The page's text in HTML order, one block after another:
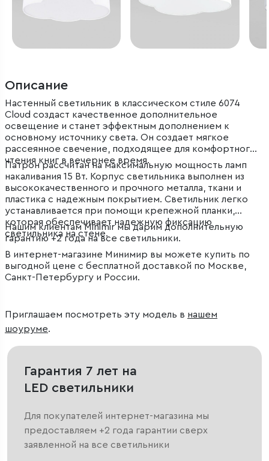
Описание
Настенный светильник в классическом стиле 6074
Cloud создаст качественное дополнительное
освещение и станет эффектным дополнением к
основному источнику света. Он создает мягкое
рассеянное свечение, подходящее для комфортного
чтения книг в вечернее время.
Патрон рассчитан на максимальную мощность ламп
накаливания 15 Вт. Корпус светильника выполнен из
высококачественного и прочного металла, ткани и
пластика с надежным покрытием. Светильник легко
устанавливается при помощи крепежной планки,
которая обеспечивает надежную фиксацию
светильника на стене.
Нашим клиентам Minimir мы дарим дополнительную
гарантию +2 года на все светильники.
В интернет-магазине Минимир вы можете купить по
выгодной цене с бесплатной доставкой по Москве,
Санкт-Петербургу и России.
Приглашаем посмотреть эту модель в нашем
шоуруме.
Гарантия 7 лет на
LED светильники
Для покупателей интернет-магазина мы
предоставляем +2 года гарантии сверх
заявленной на все светильники